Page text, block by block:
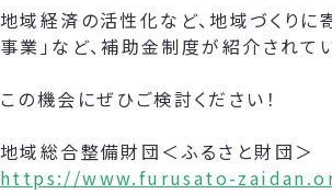
地域経済の活性化など、地域づくりに
事業」など、補助金制度が紹介されて
この機会にぜひご検討ください！
地域総合整備財団＜ふるさと財団＞
https://www.furusato-